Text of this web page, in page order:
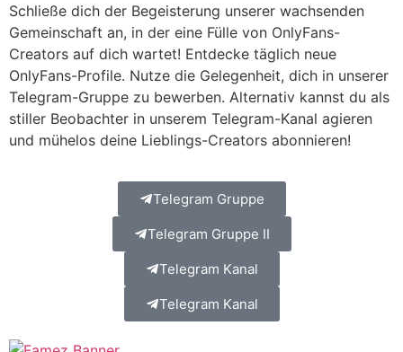
Schließe dich der Begeisterung unserer wachsenden
Gemeinschaft an, in der eine Fülle von OnlyFans-
Creators auf dich wartet! Entdecke täglich neue
OnlyFans-Profile. Nutze die Gelegenheit, dich in unserer
Telegram-Gruppe zu bewerben. Alternativ kannst du als
stiller Beobachter in unserem Telegram-Kanal agieren
und mühelos deine Lieblings-Creators abonnieren!
Telegram Gruppe
Telegram Gruppe II
Telegram Kanal
Telegram Kanal